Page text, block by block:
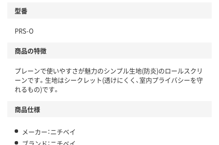
型番
PRS-O
商品の特徴
プレーンで使いやすさが魅力のシンプル生地(防炎)のロールスクリ
ーンです。生地はシークレット(透けにくく、室内プライバシーを守
れるもの)です。
商品仕様
メーカー：ニチベイ
ブランド：ニチベイ